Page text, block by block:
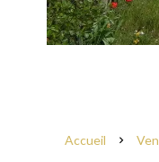
Accueil